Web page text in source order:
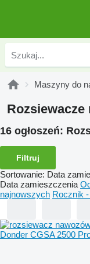
Maszyny do
Rozsiewacze
16 ogłoszeń:
Filtruj
Sortowanie: Data
Data zamieszczenia
najnowszych Rocznik